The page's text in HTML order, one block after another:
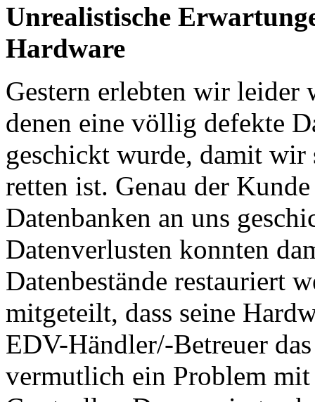
Unrealistische
Hardware
Gestern erlebten wir leider
denen eine völlig defekte
geschickt wurde, damit wir
retten ist. Genau der
Datenbanken an uns
Datenverlusten konnten
Datenbestände restauriert
mitgeteilt, dass seine
EDV-Händler/-Betreuer
vermutlich ein Problem